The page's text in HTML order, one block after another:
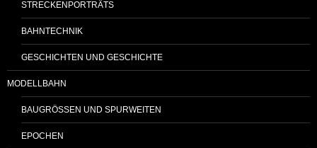
STRECKENPORTRÄTS
BAHNTECHNIK
GESCHICHTEN UND GESCHICHTE
MODELLBAHN
BAUGRÖSSEN UND SPURWEITEN
EPOCHEN